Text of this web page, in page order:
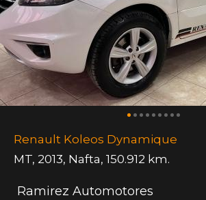
Renault Koleos Dynamique
MT, 2013, Nafta, 150.912 km.
Ramirez Automotores